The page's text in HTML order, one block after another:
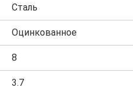
Сталь
Оцинкованное
8
3.7